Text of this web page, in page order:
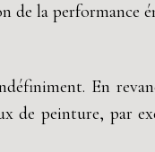
de la performance
En
de peinture, par